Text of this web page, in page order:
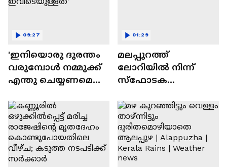
'ഇനിയൊരു ദുരന്തം
വരുമ്പോൾ നമ്മുക്ക്
എന്തു ചെയ്യണമെന്ന്
സംവിധാനങ്ങളാണ്
ഇവിടെയുള്ളത്'
09:27
മലപ്പുറത്ത്
ലോറിയിൽ നിന്ന്
സ്ഫോടക
പിടികൂടിയ കേസ്;
മൂന്ന് പേർ കൂടി
പിടിയിൽ |
Malappuram
01:29